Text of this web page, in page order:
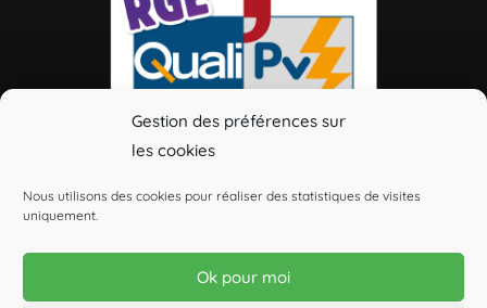
Gestion des préférences sur
les cookies
Nous utilisons des cookies pour réaliser des statistiques de visites
uniquement.
Ok pour moi
Celsius Solaire
Installateur de panneaux solaires en Indre-et-Loire (37)